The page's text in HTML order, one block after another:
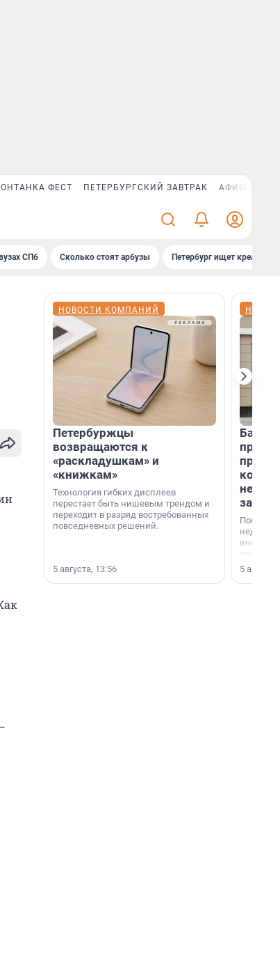
ФЕСТ ПЕТЕРБУРГСКИЙ ЗАВТРАК АФИША PLUS
СПб Сколько стоят арбузы Петербург ищет креатив
НОВОСТИ КОМПАНИЙ
Петербуржцы
возвращаются к
«раскладушкам» и
«книжкам»
Технология гибких дисплеев
перестает быть нишевым трендом и
переходит в разряд востребованных
повседневных решений.
5 августа, 13:56
Банк
Покупка
офис,
успех
5